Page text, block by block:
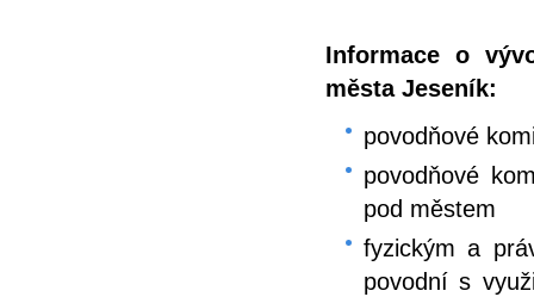
Informace o
města Jeseník:
povodňové
povodňové
pod městem
fyzickým a
povodní s